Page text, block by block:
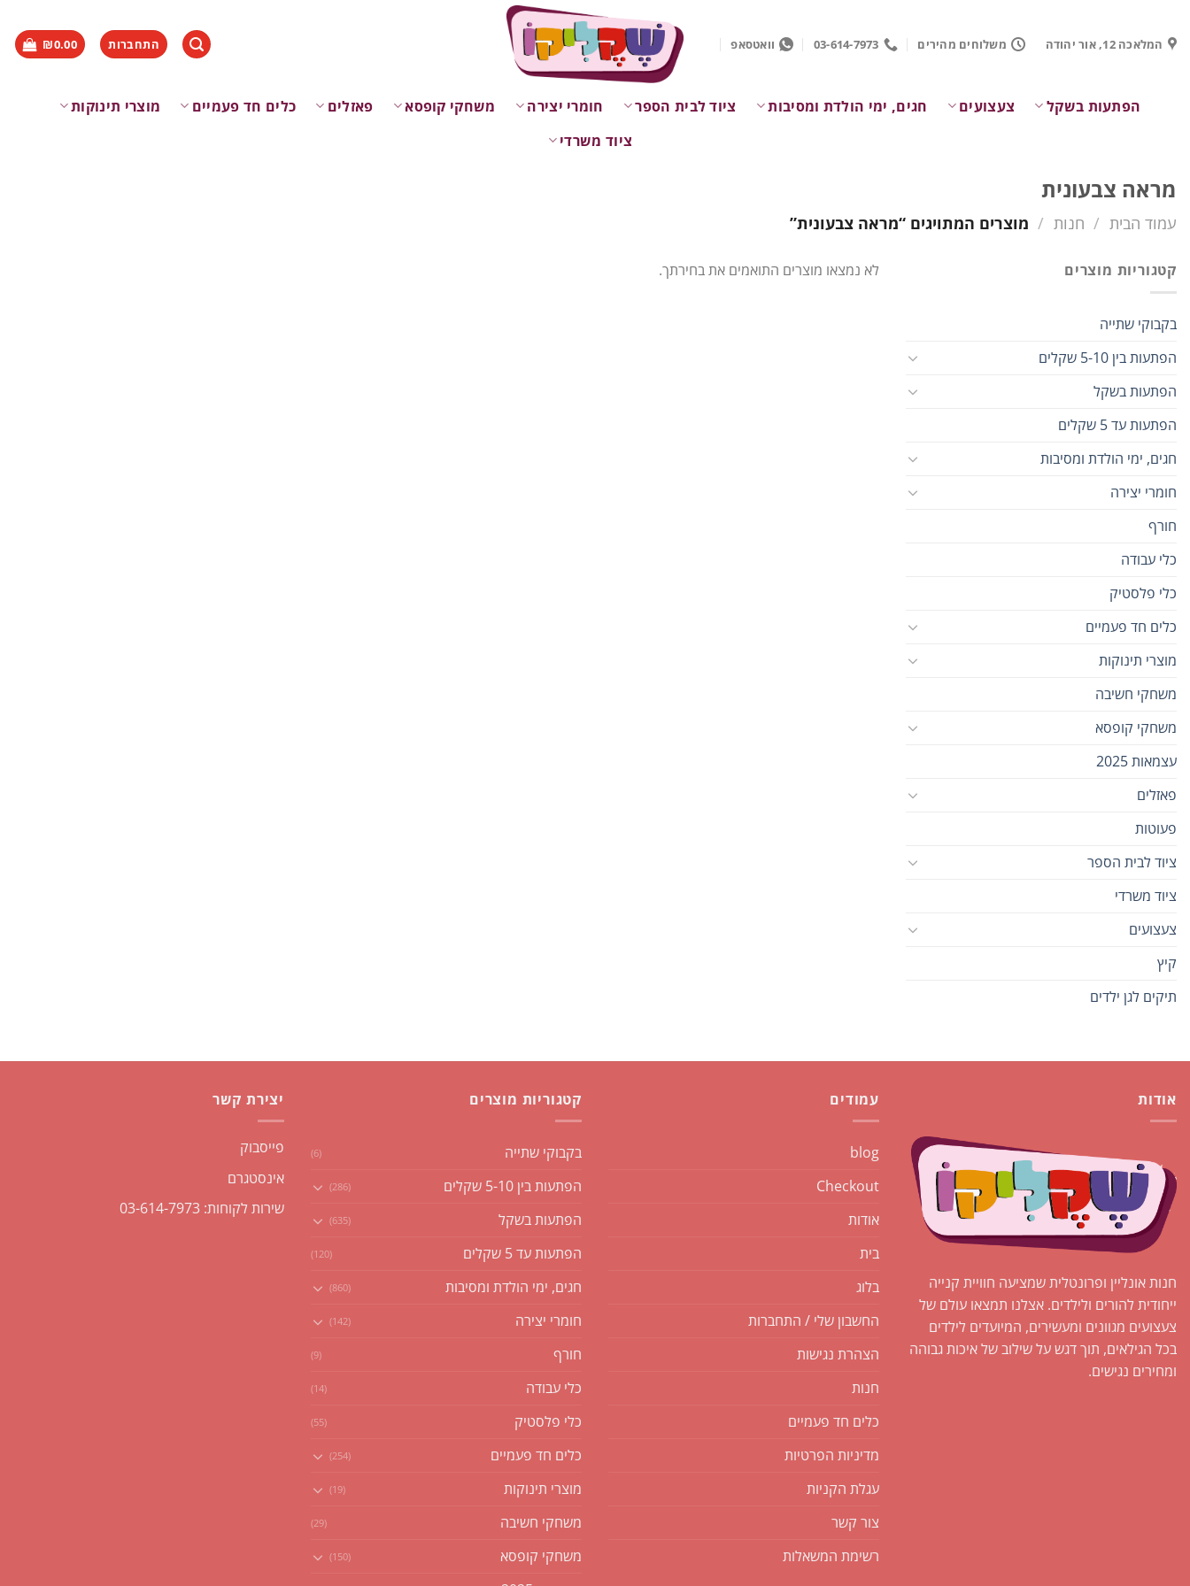
contentהמלאכה 12, אור יהודה משלוחים מהירים 03-614-7973 וואטסאפ התחברות ₪0.00
הפתעות בשקל צעצועים חגים, ימי הולדת ומסיבות ציוד לבית הספר חומרי יצירה משחקי קופסא פאזלים כלים חד פעמיים
מוצרי תינוקות
ציוד משרדי
מראה צבעונית
עמוד הבית / חנות / מוצרים המתויגים “מראה צבעונית”
קטגוריות מוצרים
בקבוקי שתייה
הפתעות בין 5-10 שקלים
הפתעות בשקל
הפתעות עד 5 שקלים
חגים, ימי הולדת ומסיבות
חומרי יצירה
חורף
כלי עבודה
כלי פלסטיק
כלים חד פעמיים
מוצרי תינוקות
משחקי חשיבה
משחקי קופסא
עצמאות 2025
פאזלים
פעוטות
ציוד לבית הספר
ציוד משרדי
צעצועים
קיץ
תיקים לגן ילדים
לא נמצאו מוצרים התואמים את בחירתך.
אודות
חנות אונליין ופרונטלית שמציעה חוויית קנייה
ייחודית להורים ולילדים. אצלנו תמצאו עולם של
צעצועים מגוונים ומעשירים, המיועדים לילדים
בכל הגילאים, תוך דגש על שילוב של איכות גבוהה
ומחירים נגישים.
עמודים
blog
Checkout
אודות
בית
בלוג
החשבון שלי / התחברות
הצהרת נגישות
חנות
כלים חד פעמיים
מדיניות הפרטיות
עגלת הקניות
צור קשר
רשימת המשאלות
קטגוריות מוצרים
בקבוקי שתייה (6)
הפתעות בין 5-10 שקלים (286)
הפתעות בשקל (635)
הפתעות עד 5 שקלים (120)
חגים, ימי הולדת ומסיבות (860)
חומרי יצירה (142)
חורף (9)
כלי עבודה (14)
כלי פלסטיק (55)
כלים חד פעמיים (254)
מוצרי תינוקות (19)
משחקי חשיבה (29)
משחקי קופסא (150)
יצירת קשר
פייסבוק
אינסטגרם
שירות לקוחות: 03-614-7973